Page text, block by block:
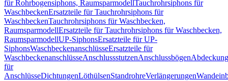
für Rohrbogensiphons, RaumsparmodellTauchrohrsiphons für
WaschbeckenErsatzteile für Tauchrohrsiphons für
WaschbeckenTauchrohrsiphons für Waschbecken,
RaumsparmodellErsatzteile für Tauchrohrsiphons für Waschbecken,
RaumsparmodellUP-SiphonsErsatzteile für UP-
SiphonsWaschbeckenanschlüsseErsatzteile für
WaschbeckenanschlüsseAnschlussstutzenAnschlussbögen
für
AnschlüsseDichtungenLöthülsenStandrohreVerlängerungen